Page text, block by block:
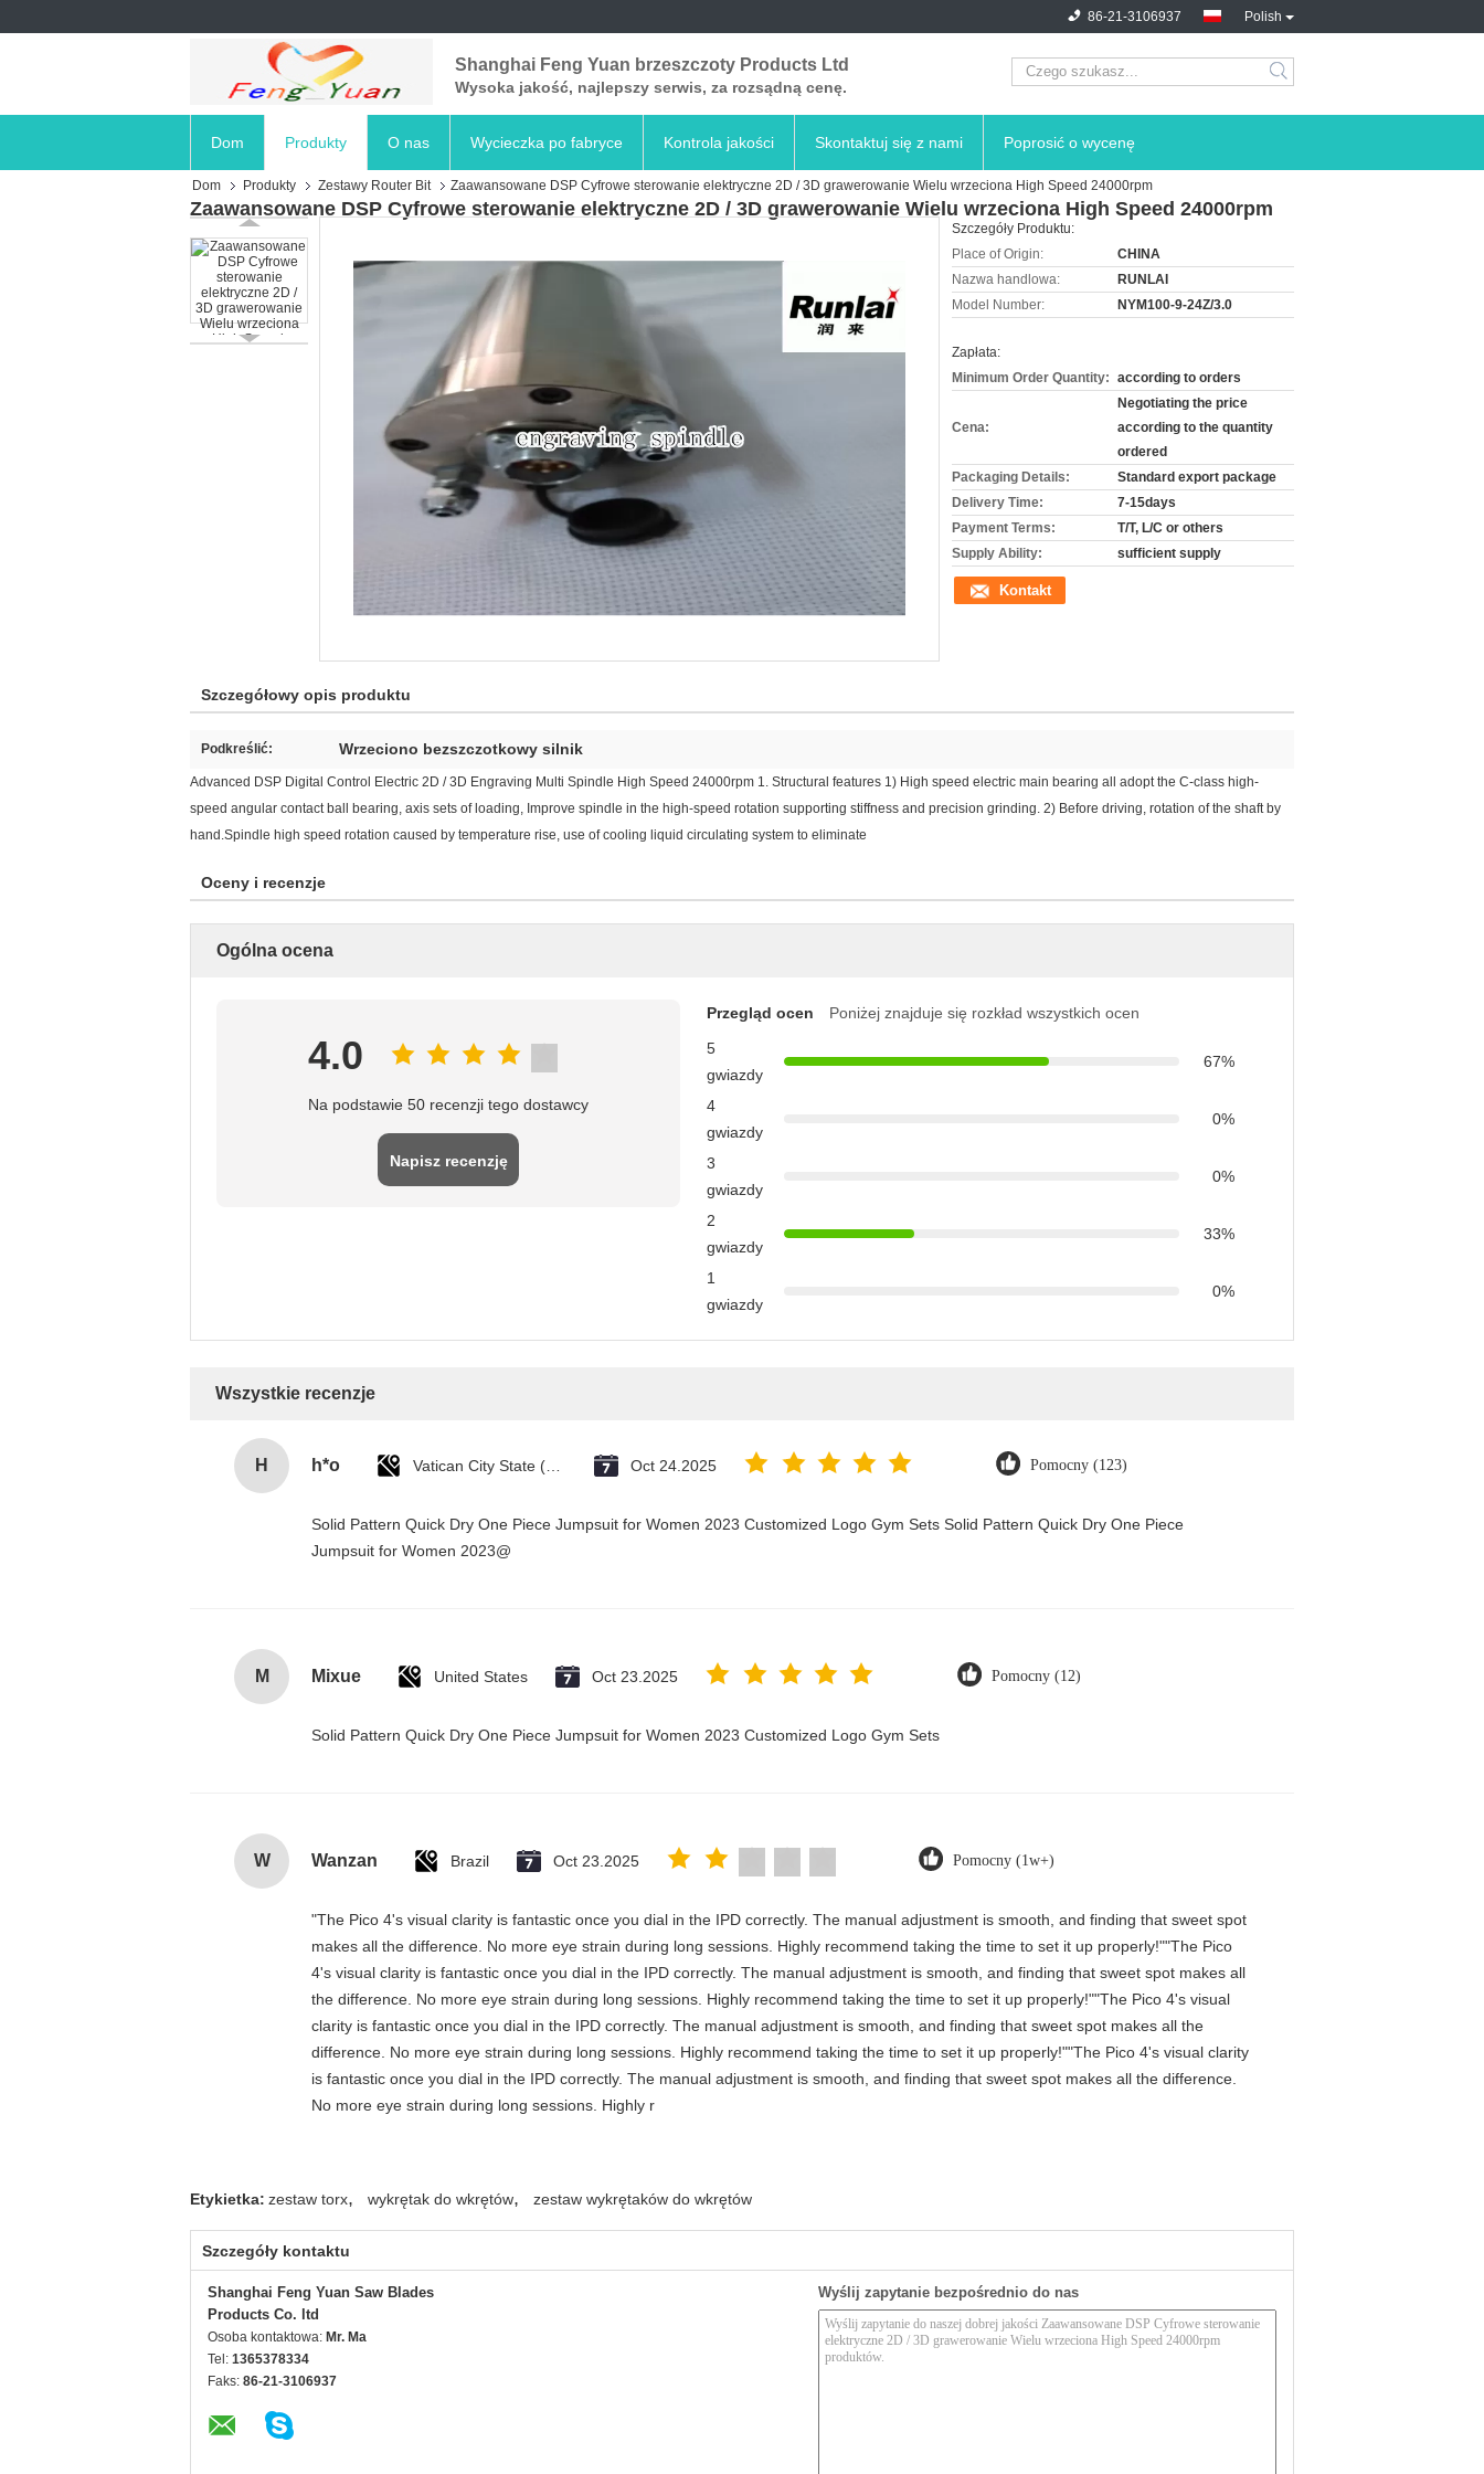
Polish
86-21-3106937
Shanghai Feng Yuan brzeszczoty Products Ltd
Wysoka jakość, najlepszy serwis, za rozsądną cenę.
Dom Produkty O nas Wycieczka po fabryce Kontrola jakości Skontaktuj się z nami Poprosić o wycenę
Dom Produkty Zestawy Router Bit Zaawansowane DSP Cyfrowe sterowanie elektryczne 2D / 3D grawerowanie Wielu wrzeciona High Speed ​​24000rpm
Zaawansowane DSP Cyfrowe sterowanie elektryczne 2D / 3D grawerowanie Wielu wrzeciona High Speed ​​24000rpm
Szczegóły Produktu:
Place of Origin:
CHINA
Nazwa handlowa:
RUNLAI
Model Number:
NYM100-9-24Z/3.0
Zapłata:
Minimum Order Quantity: according to orders
Cena:
Negotiating the price
according to the quantity
ordered
Packaging Details:
Standard export package
Delivery Time:
7-15days
Payment Terms:
T/T, L/C or others
Supply Ability:
sufficient supply
Kontakt
Szczegółowy opis produktu
Podkreślić: Wrzeciono bezszczotkowy silnik
Advanced DSP Digital Control Electric 2D / 3D Engraving Multi Spindle High Speed 24000rpm 1. Structural features 1) High speed electric main bearing all adopt the C-class high-
speed angular contact ball bearing, axis sets of loading, Improve spindle in the high-speed rotation supporting stiffness and precision grinding. 2) Before driving, rotation of the shaft by
hand.Spindle high speed rotation caused by temperature rise, use of cooling liquid circulating system to eliminate
Oceny i recenzje
Ogólna ocena
4.0
Na podstawie 50 recenzji tego dostawcy
Napisz recenzję
Przegląd ocen
Poniżej znajduje się rozkład wszystkich ocen
5
gwiazdy
67%
4
gwiazdy
0%
3
gwiazdy
0%
2
gwiazdy
33%
1
gwiazdy
0%
Wszystkie recenzje
H h*o Oct 24.2025 Pomocny (123)
Solid Pattern Quick Dry One Piece Jumpsuit for Women 2023 Customized Logo Gym Sets Solid Pattern Quick Dry One Piece
Jumpsuit for Women 2023@
M Mixue United States Oct 23.2025 Pomocny (12)
Solid Pattern Quick Dry One Piece Jumpsuit for Women 2023 Customized Logo Gym Sets
W Wanzan Brazil Oct 23.2025 Pomocny (1w+)
"The Pico 4's visual clarity is fantastic once you dial in the IPD correctly. The manual adjustment is smooth, and finding that sweet spot
makes all the difference. No more eye strain during long sessions. Highly recommend taking the time to set it up properly!""The Pico
4's visual clarity is fantastic once you dial in the IPD correctly. The manual adjustment is smooth, and finding that sweet spot makes all
the difference. No more eye strain during long sessions. Highly recommend taking the time to set it up properly!""The Pico 4's visual
clarity is fantastic once you dial in the IPD correctly. The manual adjustment is smooth, and finding that sweet spot makes all the
difference. No more eye strain during long sessions. Highly recommend taking the time to set it up properly!""The Pico 4's visual clarity
is fantastic once you dial in the IPD correctly. The manual adjustment is smooth, and finding that sweet spot makes all the difference.
No more eye strain during long sessions. Highly r
Etykietka: zestaw torx, wykrętak do wkrętów, zestaw wykrętaków do wkrętów
Szczegóły kontaktu
Shanghai Feng Yuan Saw Blades
Products Co. ltd
Osoba kontaktowa: Mr. Ma
Tel: 1365378334
Faks: 86-21-3106937
Wyślij zapytanie bezpośrednio do nas